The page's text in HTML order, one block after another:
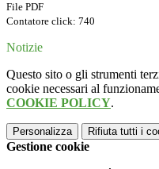
File PDF
Contatore click: 740
Notizie
Questo sito o gli strumenti
cookie necessari al
COOKIE POLICY.
Personalizza Rifiuta tutti i
Gestione cookie